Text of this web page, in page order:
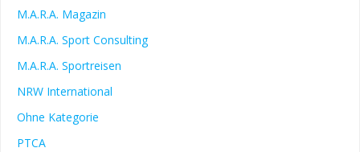
M.A.R.A. Magazin
M.A.R.A. Sport Consulting
M.A.R.A. Sportreisen
NRW International
Ohne Kategorie
PTCA